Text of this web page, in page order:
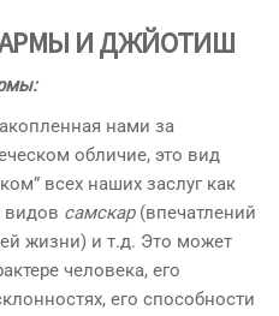
И ДЖЙОТИШ
нами за
обличие, это вид
всех наших заслуг как
видов самскар(впечатлений
жизни) и т.д. Это может
человека, его
его способности